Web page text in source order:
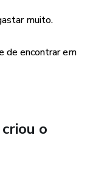
muito.
de encontrar em
o